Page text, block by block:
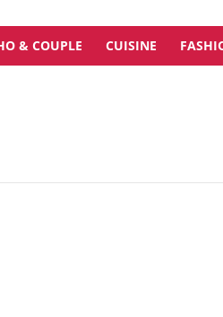
& COUPLE CUISINE